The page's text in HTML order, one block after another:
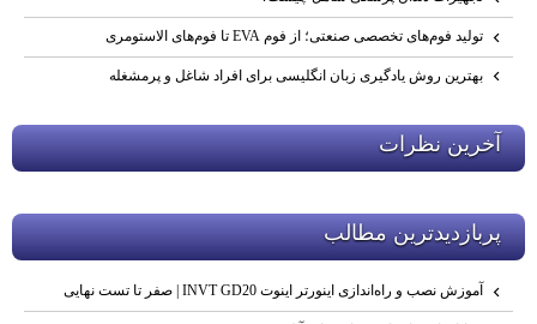
تولید فوم‌های تخصصی صنعتی؛ از فوم EVA تا فوم‌های الاستومری
بهترین روش یادگیری زبان انگلیسی برای افراد شاغل و پرمشغله
آخرين نظرات
پربازديدترين مطالب
آموزش نصب و راه‌اندازی اینورتر اینوت INVT GD20 | صفر تا تست نهایی